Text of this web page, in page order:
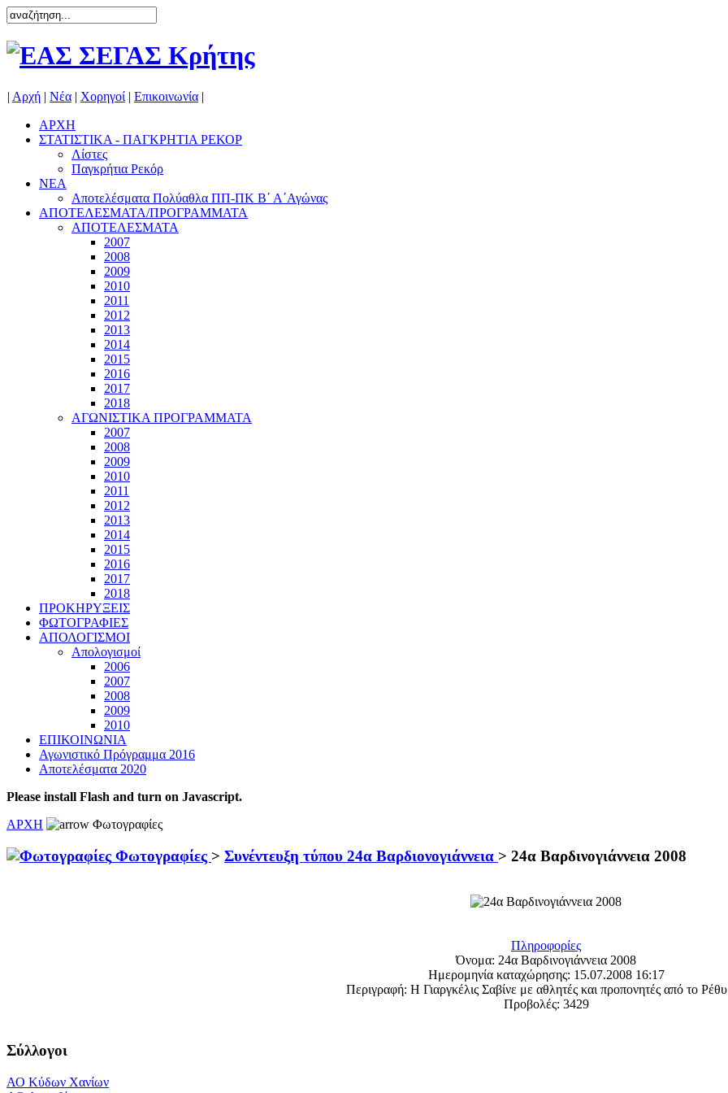
| Αρχή | Νέα | Χορηγοί | Επικοινωνία |
ΑΡΧΗ
ΣΤΑΤΙΣΤΙΚΑ - ΠΑΓΚΡΗΤΙΑ ΡΕΚΟΡ
Λίστες
Παγκρήτια Ρεκόρ
ΝΕΑ
Αποτελέσματα Πολύαθλα ΠΠ-ΠΚ Β΄ Α΄Αγώνας
ΑΠΟΤΕΛΕΣΜΑΤΑ/ΠΡΟΓΡΑΜΜΑΤΑ
ΑΠΟΤΕΛΕΣΜΑΤΑ
2007
2008
2009
2010
2011
2012
2013
2014
2015
2016
2017
2018
ΑΓΩΝΙΣΤΙΚΑ ΠΡΟΓΡΑΜΜΑΤΑ
2007
2008
2009
2010
2011
2012
2013
2014
2015
2016
2017
2018
ΠΡΟΚΗΡΥΞΕΙΣ
ΦΩΤΟΓΡΑΦΙΕΣ
ΑΠΟΛΟΓΙΣΜΟΙ
Απολογισμοί
2006
2007
2008
2009
2010
ΕΠΙΚΟΙΝΩΝΙΑ
Αγωνιστικό Πρόγραμμα 2016
Αποτελέσματα 2020
Please install Flash and turn on Javascript.
ΑΡΧΗ
Φωτογραφίες
Φωτογραφίες > Συνέντευξη τύπου 24α Βαρδιονογιάννεια > 24α Βαρδινογιάννεια 2008
Πληροφορίες
Όνομα: 24α Βαρδινογιάννεια 2008
Ημερομηνία καταχώρησης: 15.07.2008 16:17
Περιγραφή: Η Γιαργκέλις Σαβίνε με αθλητές και προπονητές από το
Προβολές: 3429
Σύλλογοι
ΑΟ Κύδων Χανίων